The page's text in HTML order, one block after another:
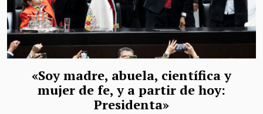
«Soy madre, abuela, científica y
mujer de fe, y a partir de hoy:
Presidenta»